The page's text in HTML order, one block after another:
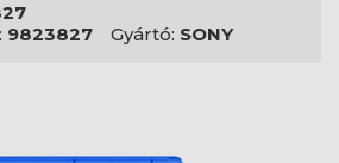
9823827 Gyártó: SONY